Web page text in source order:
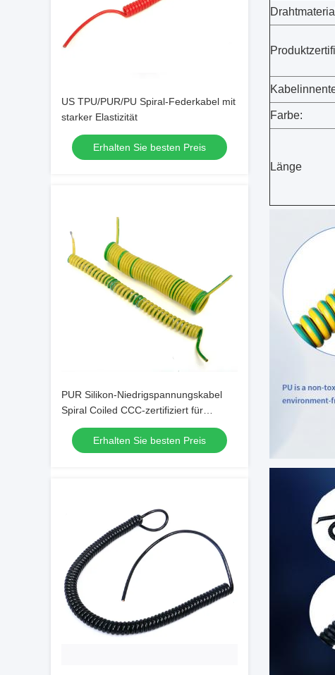
US TPU/PUR/PU Spiral-Federkabel mit
starker Elastizität
Erhalten Sie besten Preis
PUR Silikon-Niedrigspannungskabel
Spiral Coiled CCC-zertifiziert für
Roboter
Erhalten Sie besten Preis
Farbe:
Länge